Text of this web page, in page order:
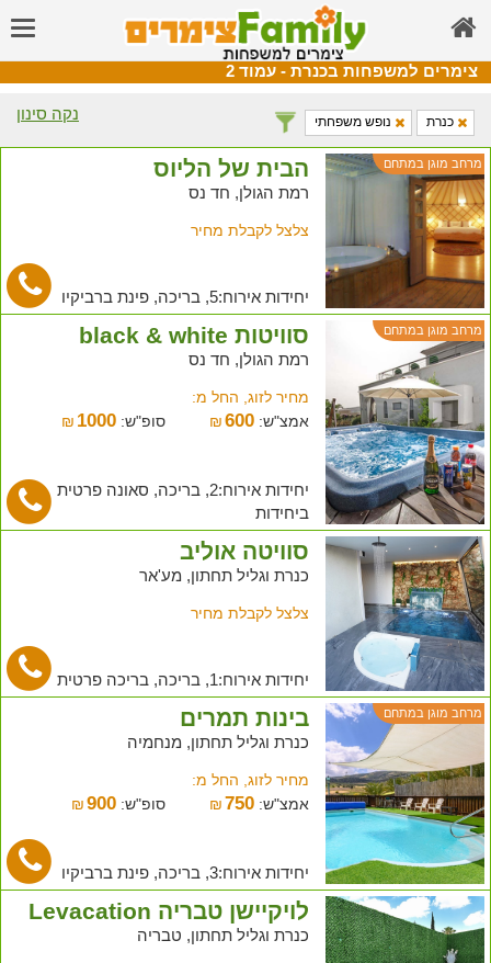
צימרים למשפחות בכנרת - עמוד 2
נקה סינון כנרת נופש משפחתי
מרחב מוגן במתחם הבית של הליוס
רמת הגולן, חד נס
צלצל לקבלת מחיר
יחידות אירוח:5, בריכה, פינת ברביקיו
מרחב מוגן במתחם סוויטות black & white
רמת הגולן, חד נס
מחיר לזוג, החל מ:
אמצ"ש:
₪600 סופ"ש: ₪ 1000
יחידות אירוח:2, בריכה, סאונה פרטית
ביחידות
סוויטה אוליב
כנרת וגליל תחתון, מע'אר
צלצל לקבלת מחיר
יחידות אירוח:1, בריכה, בריכה פרטית
מרחב מוגן במתחם בינות תמרים
כנרת וגליל תחתון, מנחמיה
מחיר לזוג, החל מ:
אמצ"ש:
₪750 סופ"ש: ₪ 900
יחידות אירוח:3, בריכה, פינת ברביקיו
לויקיישן טבריה Levacation
כנרת וגליל תחתון, טבריה